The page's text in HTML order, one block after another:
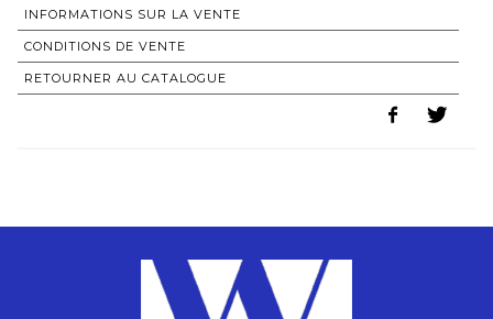
INFORMATIONS SUR LA VENTE
CONDITIONS DE VENTE
RETOURNER AU CATALOGUE